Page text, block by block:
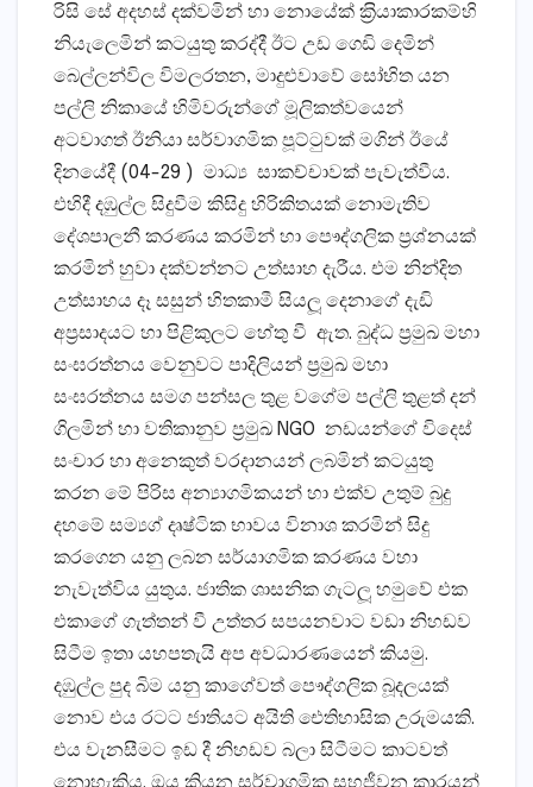
රිසි සේ අදහස් දක්වමින් හා නොයේක් ක‍්‍රියාකාරකම්හි
නියැලෙමින් කටයුතු කරද්දී ඊට උඩ ගෙඩි දෙමින්
බෙල්ලන්විල විමලරතන, මාදුළුවාවේ සෝභිත යන
පල්ලි නිකායේ හිමිවරුන්ගේ මූලිකත්වයෙන්
අටවාගත් ඊනියා සර්වාගමික පූට්ටුවක් මගින් ඊයේ
දිනයේදී (04-29 ) මාධ්‍ය සාකච්චාවක් පැවැත්වීය.
එහිදී දඹුල්ල සිදුවීම කිසිදු හිරිකිතයක් නොමැතිව
දේශපාලනී කරණය කරමින් හා පෞද්ගලික ප‍්‍රශ්නයක්
කරමින් හුවා දක්වන්නට උත්සාහ දැරීය. එම නින්දිත
උත්සාහය දෑ සසුන් හිතකාමී සියලූ දෙනාගේ දැඩි
අප‍්‍රසාදයට හා පිළිකුලට හේතු වී ඇත. බුද්ධ ප‍්‍රමුඛ මහා
සංඝරත්නය වෙනුවට පාදිලියන් ප‍්‍රමුඛ මහා
සංඝරත්නය සමග පන්සල තුළ වගේම පල්ලි තුළත් දන්
ගිලමින් හා වතිකානුව ප‍්‍රමුඛ NGO නඩයන්ගේ විදෙස්
සංචාර හා අනෙකුත් වරදානයන් ලබමින් කටයුතු
කරන මේ පිරිස අන්‍යාගමිකයන් හා එක්ව උතුම් බුදු
දහමේ සම්‍යග් දෘෂ්ටික භාවය විනාශ කරමින් සිදු
කරගෙන යනු ලබන සර්යාගමික කරණය වහා
නැවැත්විය යුතුය. ජාතික ශාසනික ගැටලූ හමුවේ එක
එකාගේ ගැත්තන් වී උත්තර සපයනවාට වඩා නිහඩව
සිටීම ඉතා යහපතැයි අප අවධාරණයෙන් කියමු.
දඹුල්ල පුද බිම යනු කාගේවත් පෞද්ගලික බූදලයක්
නොව එය රටට ජාතියට අයිති ඓතිහාසික උරුමයකි.
එය වැනසීමට ඉඩ දී නිහඩව බලා සිටීමට කාටවත්
නොහැකිය. ඔය කියන සර්වාගමික සහජීවන කාරයන්